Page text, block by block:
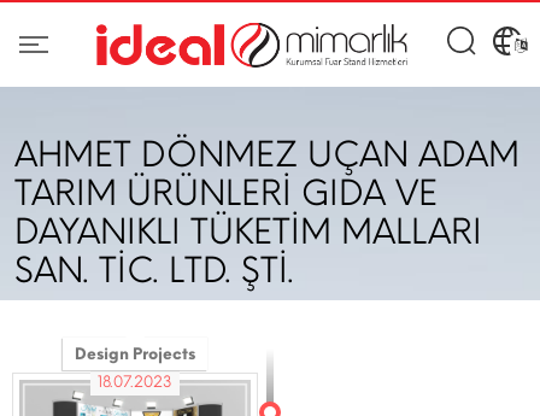
AHMET DÖNMEZ UÇAN ADAM
TARIM ÜRÜNLERİ GIDA VE
DAYANIKLI TÜKETİM MALLARI
SAN. TİC. LTD. ŞTİ.
Design Projects
18.07.2023